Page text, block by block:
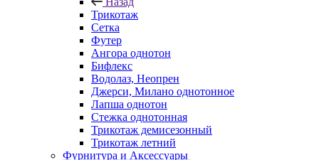
Трикотаж
Сетка
Футер
Ангора однотон
Бифлекс
Водолаз, Неопрен
Джерси, Милано однотонное
Лапша однотон
Стежка однотонная
Трикотаж демисезонный
Трикотаж летний
Фурнитура и Аксессуары